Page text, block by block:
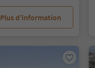
Plus d’information